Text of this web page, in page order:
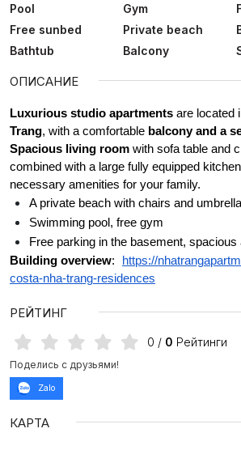
Pool Gym
Free sunbed
Private beach
Bathtub
Balcony
ОПИСАНИЕ
Luxurious studio apartments are located
Trang, with a comfortable balcony and a
Spacious living room with sofa table and
combined with a large fully equipped
necessary amenities for your family.
A private beach with chairs and
Swimming pool, free gym
Free parking in the basement, spacious
Building overview:
https://
costa-nha-trang-residences
РЕЙТИНГ
0 / 0 Рейтинги
Поделись с друзьями!
Zalo
КАРТА